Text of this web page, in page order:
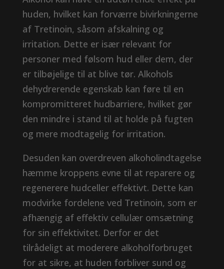
huden, hvilket kan forværre bivirkningerne
af Tretinoin, såsom afskalning og
irritation. Dette er især relevant for
personer med følsom hud eller dem, der
er tilbøjelige til at blive tør. Alkohols
dehydrerende egenskab kan føre til en
kompromitteret hudbarriere, hvilket gør
den mindre i stand til at holde på fugten
og mere modtagelig for irritation.
Desuden kan overdreven alkoholindtagelse
hæmme kroppens evne til at reparere og
regenerere hudceller effektivt. Dette kan
modvirke fordelene ved Tretinoin, som er
afhængig af effektiv cellulær omsætning
for sin effektivitet. Derfor er det
tilrådeligt at moderere alkoholforbruget
for at sikre, at huden forbliver sund og